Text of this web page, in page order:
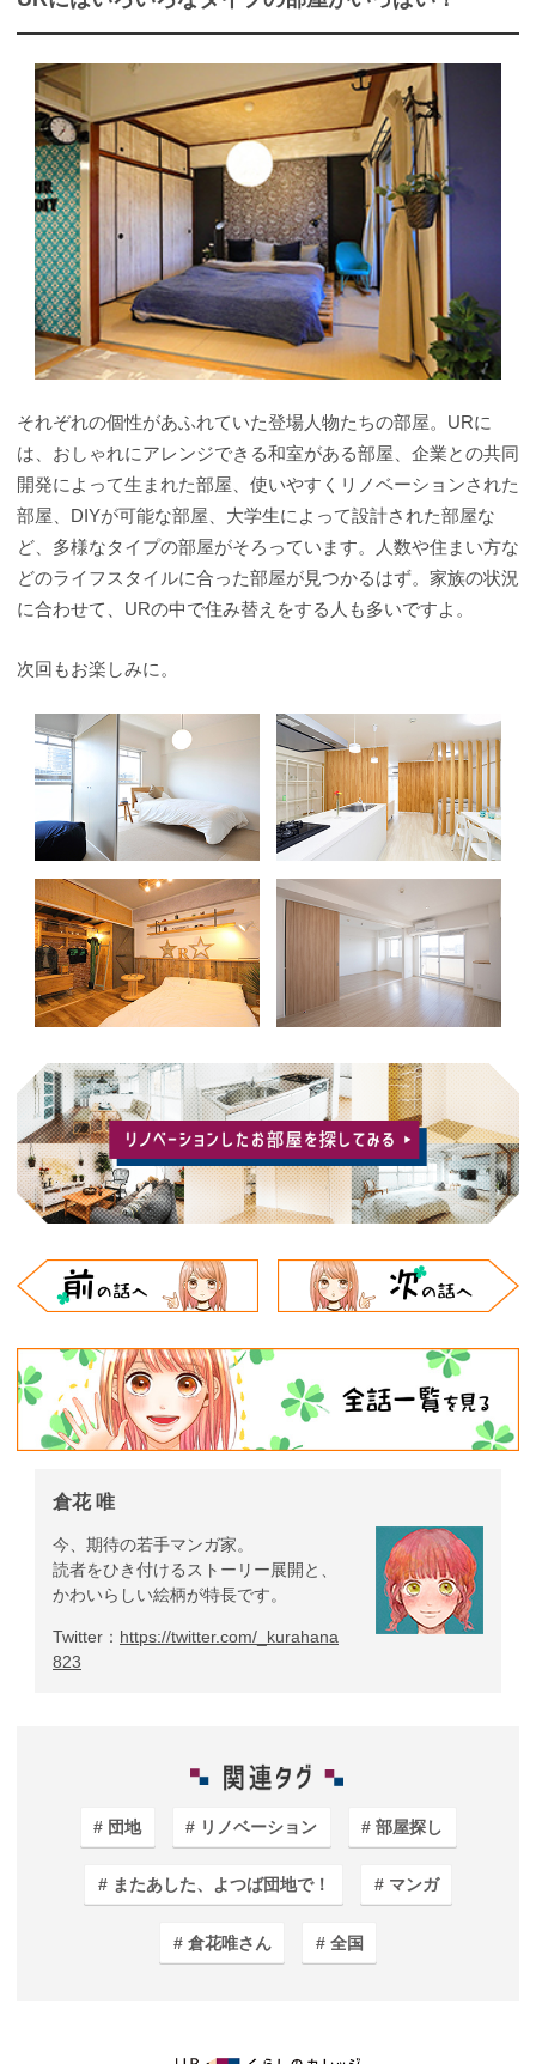
それぞれの個性があふれていた登場人物たちの部屋。URに
は、おしゃれにアレンジできる和室がある部屋、企業との共同
開発によって生まれた部屋、使いやすくリノベーションされた
部屋、DIYが可能な部屋、大学生によって設計された部屋な
ど、多様なタイプの部屋がそろっています。人数や住まい方な
どのライフスタイルに合った部屋が見つかるはず。家族の状況
に合わせて、URの中で住み替えをする人も多いですよ。
次回もお楽しみに。
倉花 唯
今、期待の若手マンガ家。
読者をひき付けるストーリー展開と、
かわいらしい絵柄が特長です。
Twitter： https://twitter.com/_kurahana
823
団地 リノベーション 部屋探し
またあした、よつば団地で！ マンガ
倉花唯さん 全国